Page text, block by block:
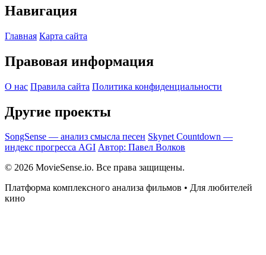
Навигация
Главная Карта сайта
Правовая информация
О нас Правила сайта Политика конфиденциальности
Другие проекты
SongSense — анализ смысла песен Skynet Countdown —
индекс прогресса AGI Автор: Павел Волков
© 2026 MovieSense.io. Все права защищены.
Платформа комплексного анализа фильмов • Для любителей
кино